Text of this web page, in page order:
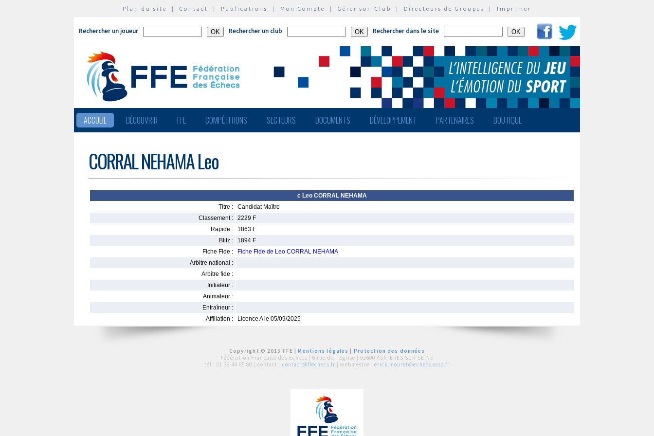
Plan du site | Contact | Publications | Mon Compte | Gérer son Club | Directeurs de Groupes | Imprimer
Rechercher un joueur Rechercher un club Rechercher dans le site
ACCUEIL DÉCOUVRIR FFE COMPÉTITIONS SECTEURS DOCUMENTS DÉVELOPPEMENT PARTENAIRES BOUTIQUE
CORRAL NEHAMA Leo
c Leo CORRAL NEHAMA
Titre :
Candidat Maître
Classement :
2229 F
Rapide :
1863 F
Blitz :
1894 F
Fiche Fide :
Fiche Fide de Leo CORRAL NEHAMA
Arbitre national :
Arbitre fide :
Initiateur :
Animateur :
Entraîneur :
Affiliation :
Licence A le 05/09/2025
Copyright © 2015 FFE |Mentions légales
Protection des données
Fédération Française des Echecs | 6 rue de l'Eglise | 92600 ASNIERES SUR SEINE
tél : 01 39 44 65 80 | contact : contact@ffechecs.fr | webmestre : erick.mouret@echecs.asso.fr